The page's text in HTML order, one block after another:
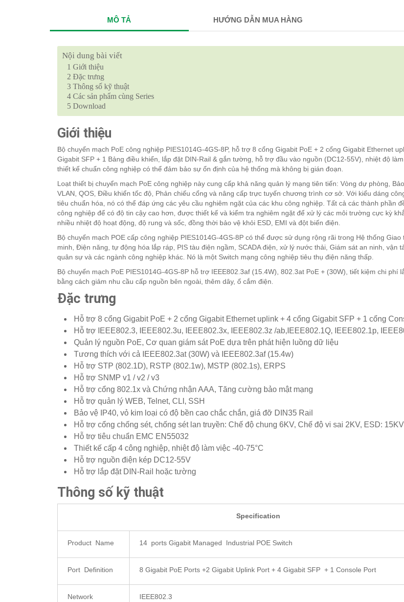
MÔ TẢ HƯỚNG DẪN MUA HÀNG
Nội dung bài viết
1 Giới thiệu
2 Đặc trưng
3 Thông số kỹ thuật
4 Các sản phẩm cùng Series
5 Download
Giới thiệu
Bộ chuyển mạch PoE công nghiệp PIES1014G-4GS-8P, hỗ trợ 8 cổng Gigabit PoE + 2 cổng Gigabit Ethernet
Gigabit SFP + 1 Bảng điều khiển, lắp đặt DIN-Rail & gắn tường, hỗ trợ đầu vào nguồn (DC12-55V), nhiệt độ làm
thiết kế chuẩn công nghiệp có thể đảm bảo sự ổn định của hệ thống mà không bị gián đoạn.
Loạt thiết bị chuyển mạch PoE công nghiệp này cung cấp khả năng quản lý mạng tiên tiến: Vòng dự phòng,
VLAN, QOS, Điều khiển tốc độ, Phản chiếu cổng và nâng cấp trực tuyến chương trình cơ sở. Với kiểu dáng
tiêu chuẩn hóa, nó có thể đáp ứng các yêu cầu nghiêm ngặt của các khu công nghiệp. Tất cả các thành phần
công nghiệp để có độ tin cậy cao hơn, được thiết kế và kiểm tra nghiêm ngặt để xử lý các môi trường cực kỳ
nhiều nhiệt độ hoạt động, độ rung và sốc, đồng thời bảo vệ khỏi ESD, EMI và đột biến điện.
Bộ chuyển mạch POE cấp công nghiệp PIES1014G-4GS-8P có thể được sử dụng rộng rãi trong Hệ thống Giao
minh, Điện năng, tự động hóa lắp ráp, PIS tàu điện ngầm, SCADA điện, xử lý nước thải, Giám sát an ninh, vận
quân sự và các ngành công nghiệp khác. Nó là một Switch mạng công nghiệp tiêu thụ điện năng thấp.
Bộ chuyển mạch PoE PIES1014G-4GS-8P hỗ trợ IEEE802.3af (15.4W), 802.3at PoE + (30W), tiết kiệm chi phí
bằng cách giảm nhu cầu cấp nguồn bên ngoài, thêm dây, ổ cắm điện.
Đặc trưng
Hỗ trợ 8 cổng Gigabit PoE + 2 cổng Gigabit Ethernet uplink + 4 cổng Gigabit SFP + 1 cổng
Hỗ trợ IEEE802.3, IEEE802.3u, IEEE802.3x, IEEE802.3z /ab,IEEE802.1Q, IEEE802.1p,
Quản lý nguồn PoE, Cơ quan giám sát PoE dựa trên phát hiện luồng dữ liệu
Tương thích với cả IEEE802.3at (30W) và IEEE802.3af (15.4w)
Hỗ trợ STP (802.1D), RSTP (802.1w), MSTP (802.1s), ERPS
Hỗ trợ SNMP v1 / v2 / v3
Hỗ trợ cổng 802.1x và Chứng nhận AAA, Tăng cường bảo mật mạng
Hỗ trợ quản lý WEB, Telnet, CLI, SSH
Bảo vệ IP40, vỏ kim loại có độ bền cao chắc chắn, giá đỡ DIN35 Rail
Hỗ trợ cổng chống sét, chống sét lan truyền: Chế độ chung 6KV, Chế độ vi sai 2KV, ESD: 15KV
Hỗ trợ tiêu chuẩn EMC EN55032
Thiết kế cấp 4 công nghiệp, nhiệt độ làm việc -40-75°C
Hỗ trợ nguồn điện kép DC12-55V
Hỗ trợ lắp đặt DIN-Rail hoặc tường
Thông số kỹ thuật
Specification
Product Name 14 ports Gigabit Managed Industrial POE Switch
Port Definition 8 Gigabit PoE Ports +2 Gigabit Uplink Port + 4 Gigabit SFP + 1 Console Port
Network
IEEE802.3